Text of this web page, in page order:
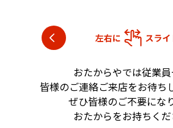
おたからやでは従業員
皆様のご連絡ご来店をお待ち
ぜひ皆様のご不要にな
おたからをお持ちくだ